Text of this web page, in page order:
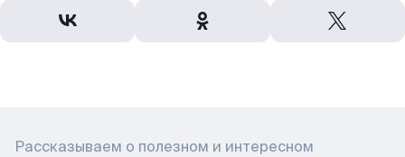
Рассказываем о полезном и интересном